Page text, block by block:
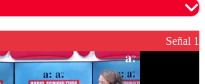
son moderados para garantizar un
diálogo respetuoso.
Señal 1